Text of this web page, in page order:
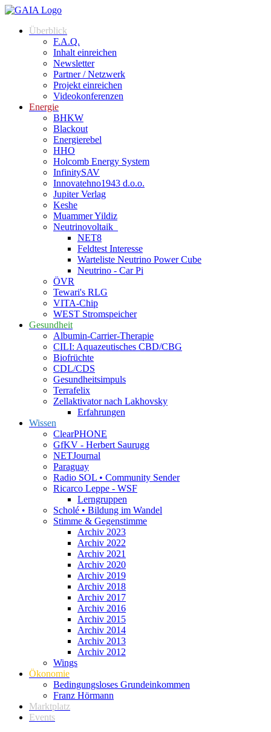
Überblick
F.A.Q.
Inhalt einreichen
Newsletter
Partner / Netzwerk
Projekt einreichen
Videokonferenzen
Energie
BHKW
Blackout
Energierebel
HHO
Holcomb Energy System
InfinitySAV
Innovatehno1943 d.o.o.
Jupiter Verlag
Keshe
Muammer Yildiz
Neutrinovoltaik
NET8
Feldtest Interesse
Warteliste Neutrino Power Cube
Neutrino - Car Pi
ÖVR
Tewari's RLG
VITA-Chip
WEST Stromspeicher
Gesundheit
Albumin-Carrier-Therapie
CILI: Aquazeutisches CBD/CBG
Biofrüchte
CDL/CDS
Gesundheitsimpuls
Terrafelix
Zellaktivator nach Lakhovsky
Erfahrungen
Wissen
ClearPHONE
GfKV - Herbert Saurugg
NETJournal
Paraguay
Radio SOL • Community Sender
Ricarco Leppe - WSF
Lerngruppen
Scholé • Bildung im Wandel
Stimme & Gegenstimme
Archiv 2023
Archiv 2022
Archiv 2021
Archiv 2020
Archiv 2019
Archiv 2018
Archiv 2017
Archiv 2016
Archiv 2015
Archiv 2014
Archiv 2013
Archiv 2012
Wings
Ökonomie
Bedingungsloses Grundeinkommen
Franz Hörmann
Marktplatz
Events